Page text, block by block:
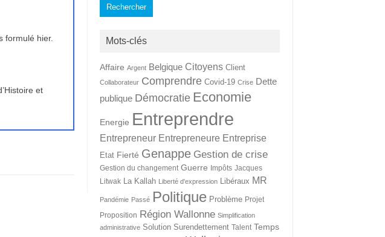
formulé hier.
et
Mots-clés
Affaire Argent Belgique Citoyens Client
Collaborateur Comprendre Covid-19 Crise Dette
publique Démocratie Economie
Energie Entreprendre
Entrepreneur Entrepreneure Entreprise
Etat Fierté Genappe Gestion de crise
Gestion du changement Guerre Impôts Jacques
Litwak La Kallah Liberté d'expression Libéraux MR
Pandémie Passé Politique Problème Projet
Proposition Région Wallonne Simplification
administrative Solution Surendettement Talent Temps